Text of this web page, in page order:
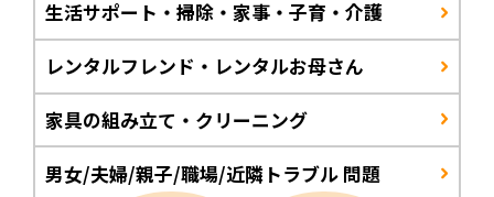
生活サポート・掃除・家事・子育・介護
レンタルフレンド・レンタルお母さん
家具の組み立て・クリーニング
男女/夫婦/親子/職場/近隣トラブル 問題